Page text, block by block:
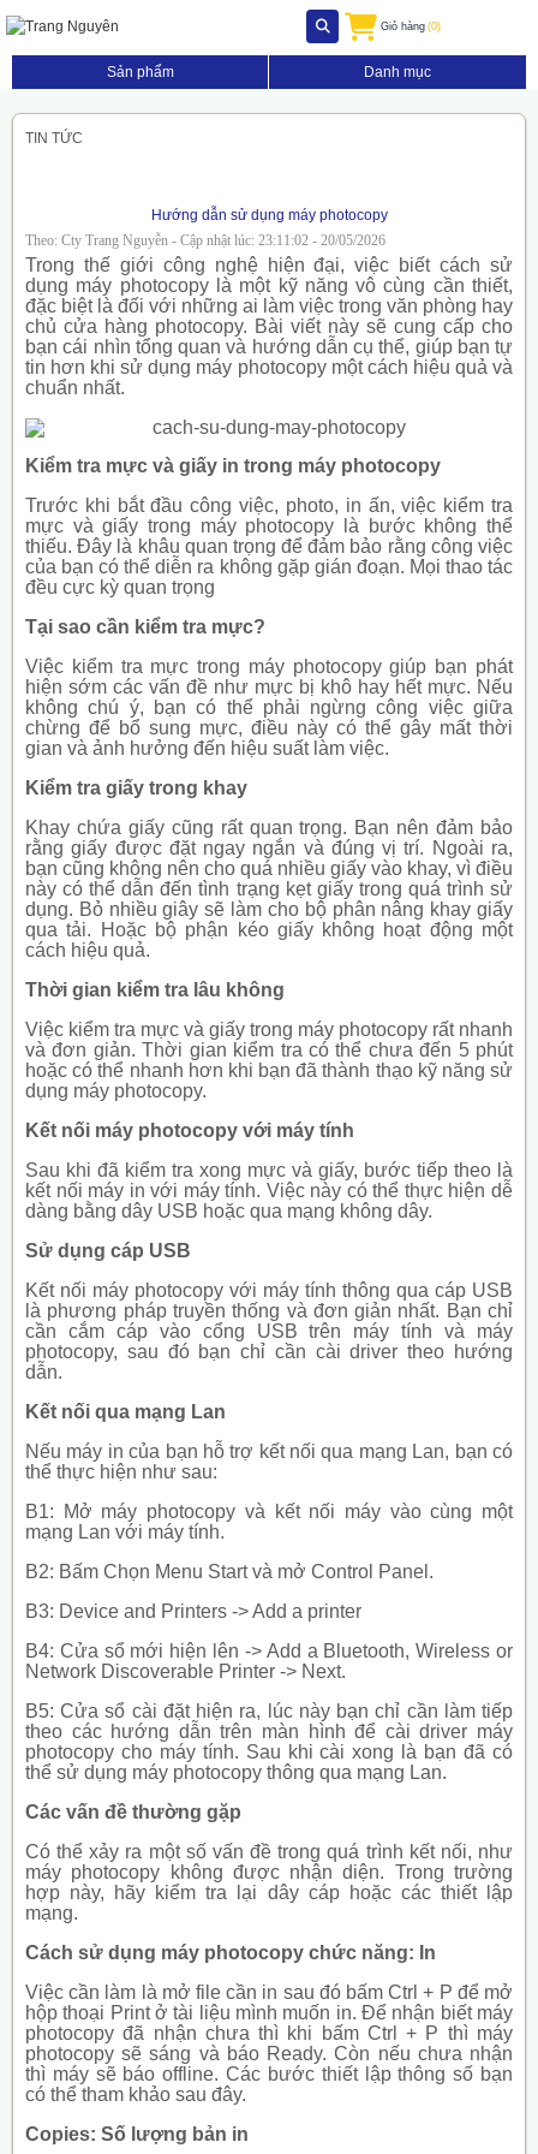
Giỏ hàng (0)
Sản phẩm Danh mục
TIN TỨC
Hướng dẫn sử dụng máy photocopy
Theo: Cty Trang Nguyễn - Cập nhật lúc: 23:11:02 - 20/05/2026
Trong thế giới công nghệ hiện đại, việc biết cách sử
dụng máy photocopy là một kỹ năng vô cùng cần thiết,
đặc biệt là đối với những ai làm việc trong văn phòng hay
chủ cửa hàng photocopy. Bài viết này sẽ cung cấp cho
bạn cái nhìn tổng quan và hướng dẫn cụ thể, giúp bạn tự
tin hơn khi sử dụng máy photocopy một cách hiệu quả và
chuẩn nhất.
Kiểm tra mực và giấy in trong máy photocopy
Trước khi bắt đầu công việc, photo, in ấn, việc kiểm tra
mực và giấy trong máy photocopy là bước không thể
thiếu. Đây là khâu quan trọng để đảm bảo rằng công việc
của bạn có thể diễn ra không gặp gián đoạn. Mọi thao tác
đều cực kỳ quan trọng
Tại sao cần kiểm tra mực?
Việc kiểm tra mực trong máy photocopy giúp bạn phát
hiện sớm các vấn đề như mực bị khô hay hết mực. Nếu
không chú ý, bạn có thể phải ngừng công việc giữa
chừng để bổ sung mực, điều này có thể gây mất thời
gian và ảnh hưởng đến hiệu suất làm việc.
Kiểm tra giấy trong khay
Khay chứa giấy cũng rất quan trọng. Bạn nên đảm bảo
rằng giấy được đặt ngay ngắn và đúng vị trí. Ngoài ra,
bạn cũng không nên cho quá nhiều giấy vào khay, vì điều
này có thể dẫn đến tình trạng kẹt giấy trong quá trình sử
dụng. Bỏ nhiều giây sẽ làm cho bộ phân nâng khay giấy
qua tải. Hoặc bộ phận kéo giấy không hoạt động một
cách hiệu quả.
Thời gian kiểm tra lâu không
Việc kiểm tra mực và giấy trong máy photocopy rất nhanh
và đơn giản. Thời gian kiểm tra có thể chưa đến 5 phút
hoặc có thể nhanh hơn khi bạn đã thành thạo kỹ năng sử
dụng máy photocopy.
Kết nối máy photocopy với máy tính
Sau khi đã kiểm tra xong mực và giấy, bước tiếp theo là
kết nối máy in với máy tính. Việc này có thể thực hiện dễ
dàng bằng dây USB hoặc qua mạng không dây.
Sử dụng cáp USB
Kết nối máy photocopy với máy tính thông qua cáp USB
là phương pháp truyền thống và đơn giản nhất. Bạn chỉ
cần cắm cáp vào cổng USB trên máy tính và máy
photocopy, sau đó bạn chỉ cần cài driver theo hướng
dẫn.
Kết nối qua mạng Lan
Nếu máy in của bạn hỗ trợ kết nối qua mạng Lan, bạn có
thể thực hiện như sau:
B1: Mở máy photocopy và kết nối máy vào cùng một
mạng Lan với máy tính.
B2: Bấm Chọn Menu Start và mở Control Panel.
B3: Device and Printers -> Add a printer
B4: Cửa sổ mới hiện lên -> Add a Bluetooth, Wireless or
Network Discoverable Printer -> Next.
B5: Cửa sổ cài đặt hiện ra, lúc này bạn chỉ cần làm tiếp
theo các hướng dẫn trên màn hình để cài driver máy
photocopy cho máy tính. Sau khi cài xong là bạn đã có
thể sử dụng máy photocopy thông qua mạng Lan.
Các vấn đề thường gặp
Có thể xảy ra một số vấn đề trong quá trình kết nối, như
máy photocopy không được nhận diện. Trong trường
hợp này, hãy kiểm tra lại dây cáp hoặc các thiết lập
mạng.
Cách sử dụng máy photocopy chức năng: In
Việc cần làm là mở file cần in sau đó bấm Ctrl + P để mở
hộp thoại Print ở tài liệu mình muốn in. Để nhận biết máy
photocopy đã nhận chưa thì khi bấm Ctrl + P thì máy
photocopy sẽ sáng và báo Ready. Còn nếu chưa nhận
thì máy sẽ báo offline. Các bước thiết lập thông số bạn
có thể tham khảo sau đây.
Copies: Số lượng bản in